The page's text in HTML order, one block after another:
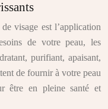
visage est l’application
de votre peau, les
purifiant, apaisant,
de fournir à votre peau
être en pleine santé et